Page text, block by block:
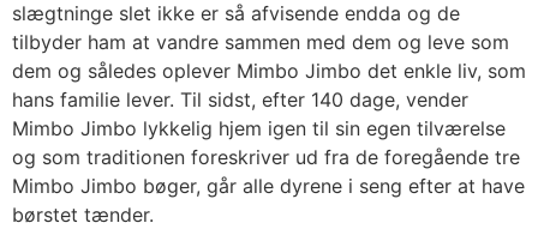
slægtninge slet ikke er så afvisende endda og de
tilbyder ham at vandre sammen med dem og leve som
dem og således oplever Mimbo Jimbo det enkle liv, som
hans familie lever. Til sidst, efter 140 dage, vender
Mimbo Jimbo lykkelig hjem igen til sin egen tilværelse
og som traditionen foreskriver ud fra de foregående tre
Mimbo Jimbo bøger, går alle dyrene i seng efter at have
børstet tænder.